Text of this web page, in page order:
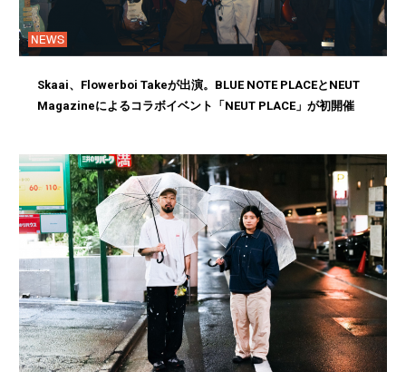
NEWS
Skaai、Flowerboi Takeが出演。BLUE NOTE PLACEとNEUT
Magazineによるコラボイベント「NEUT PLACE」が初開催